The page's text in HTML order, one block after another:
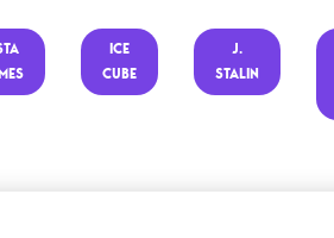
ICE
CUBE
J.
STALIN